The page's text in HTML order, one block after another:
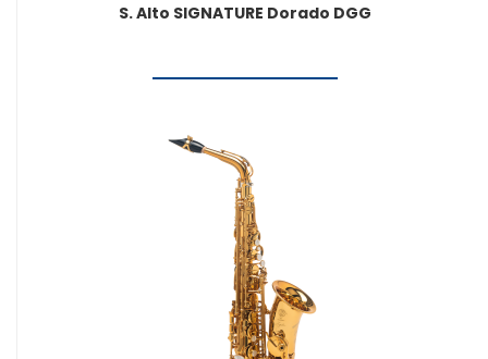
S. Alto SIGNATURE Dorado DGG